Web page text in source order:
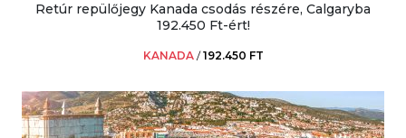
Retúr repülőjegy Kanada csodás részére, Calgaryba
192.450 Ft-ért!
KANADA /192.450 FT